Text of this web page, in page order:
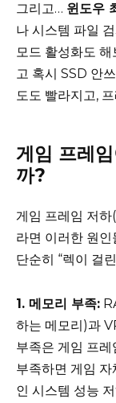
그리고… 윈도우
나 시스템 파일
모드 활성화도 해
고 혹시 SSD 안
도도 빨라지고,
게임 프레
까?
게임 프레임 저
라면 이러한 원
단순히 “렉이 걸
1. 메모리 부족:
하는 메모리)과
부족은 게임 프
부족하면 게임
인 시스템 성능